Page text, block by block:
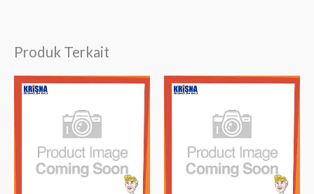
Produk Terkait